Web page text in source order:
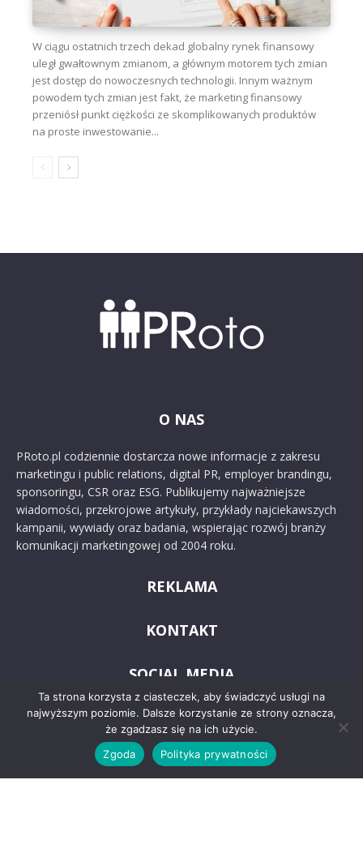
W ciągu ostatnich trzech dekad globalny rynek finansowy
uległ gwałtownym zmianom, a głównym motorem tych zmian
jest dostęp do nowoczesnych technologii. Innym ważnym
powodem tych zmian jest fakt, że marketing finansowy
przeniósł punkt ciężkości ze skomplikowanych produktów
na proste inwestowanie...
O NAS
PRoto.pl codziennie dostarcza nowe informacje z zakresu
marketingu i public relations, digital PR, employer brandingu,
sponsoringu, CSR oraz ESG. Publikujemy najważniejsze
wiadomości, przekrojowe artykuły, przykłady najciekawszych
kampanii, wywiady oraz badania, wspierając rozwój branży
komunikacji marketingowej od 2004 roku.
REKLAMA
KONTAKT
SOCIAL MEDIA
Ta strona korzysta z ciasteczek, aby świadczyć usługi na
najwyższym poziomie. Dalsze korzystanie ze strony oznacza,
że zgadzasz się na ich użycie.
Zgoda
Polityka prywatności